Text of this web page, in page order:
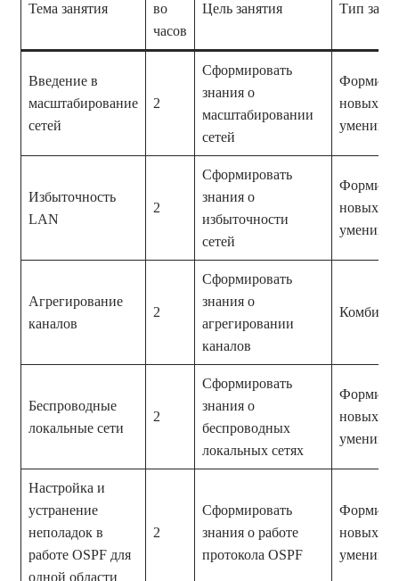
Тема занятия
во
часов
Цель занятия Тип
Введение в
масштабирование
сетей
2
Сформировать
знания о
масштабировании
сетей
новых
умений
Избыточность
LAN
2
Сформировать
знания о
избыточности
сетей
новых
умений
Агрегирование
каналов
2
Сформировать
знания о
агрегировании
каналов
Беспроводные
локальные сети
2
Сформировать
знания о
беспроводных
локальных сетях
новых
умений
Настройка и
устранение
неполадок в
работе OSPF для
одной области
2
Сформировать
знания о работе
протокола OSPF
новых
умений